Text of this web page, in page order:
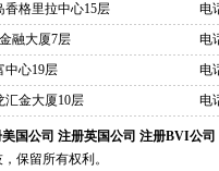
香格里拉中心15层
电
融大厦7层
电
中心19层
电
汇金大厦10层 电
国公司 注册英国公司 注册BVI公司
保留所有权利。